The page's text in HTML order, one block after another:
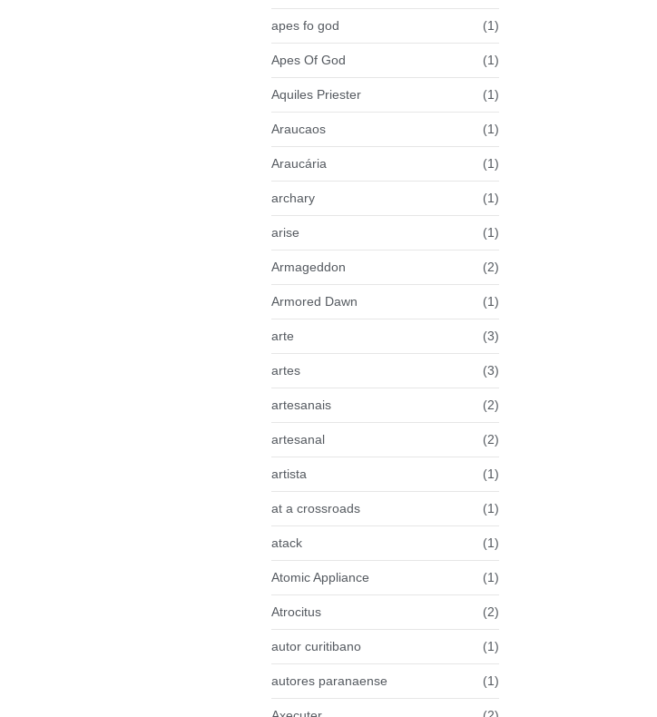
apes fo god (1)
Apes Of God (1)
Aquiles Priester (1)
Araucaos (1)
Araucária (1)
archary (1)
arise (1)
Armageddon (2)
Armored Dawn (1)
arte (3)
artes (3)
artesanais (2)
artesanal (2)
artista (1)
at a crossroads (1)
atack (1)
Atomic Appliance (1)
Atrocitus (2)
autor curitibano (1)
autores paranaense (1)